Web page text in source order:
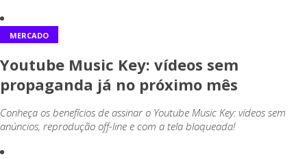
MERCADO
Youtube Music Key: vídeos sem
propaganda já no próximo mês
Conheça os benefícios de assinar o Youtube Music Key: vídeos sem
anúncios, reprodução off-line e com a tela bloqueada!